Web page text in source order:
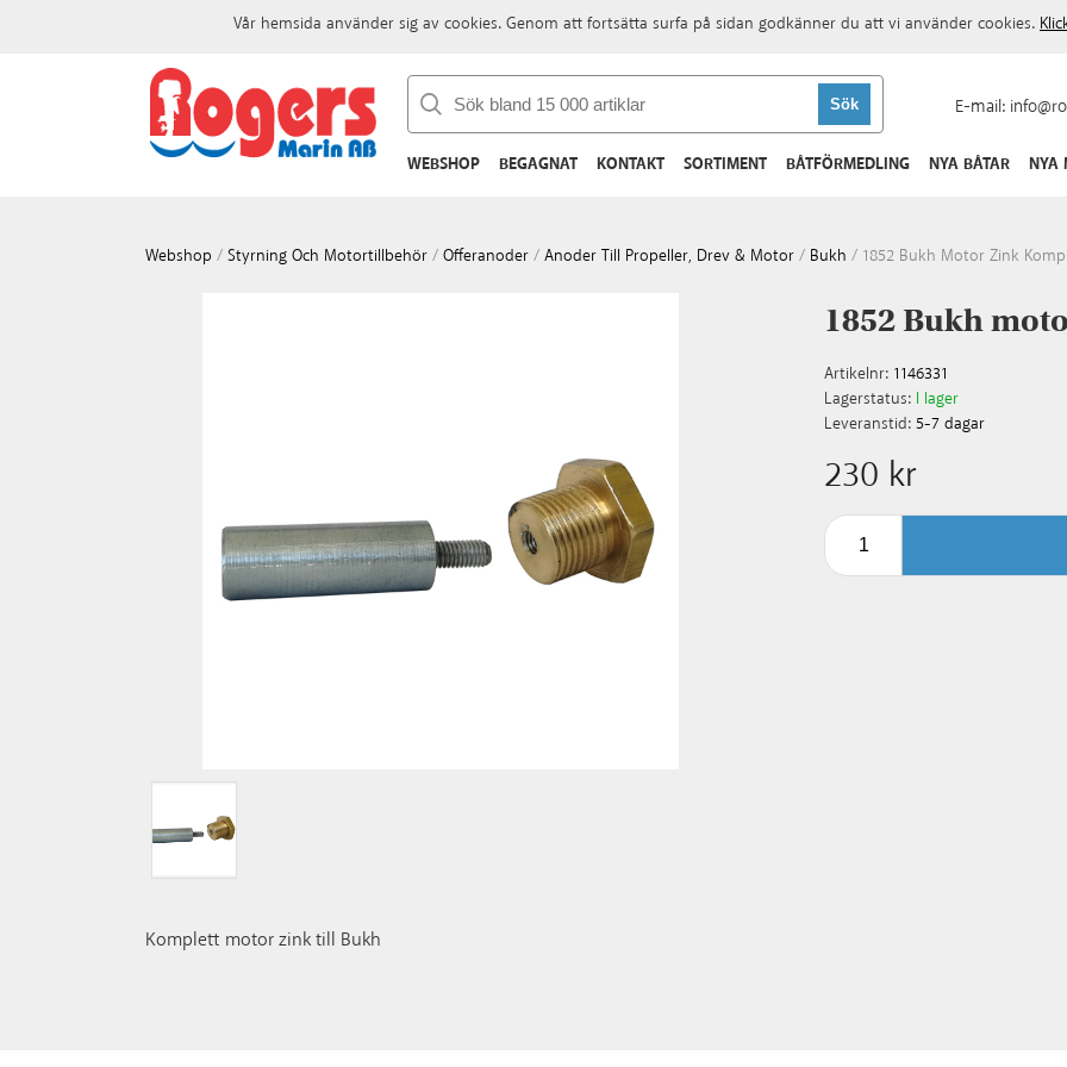
E-mail:
WEBSHOP BEGAGNAT KONTAKT SORTIMENT BÅTFÖRMEDLING NYA BÅTAR NYA
Webshop / Styrning Och Motortillbehör / Offeranoder / Anoder Till Propeller, Drev & Motor / Bukh / 1852 Bukh Motor Zink
1852 Bukh
Artikelnr: 1146331
Lagerstatus: I lager
Leveranstid: 5-7 dagar
230 kr
Komplett motor zink till Bukh
Vår hemsida använder sig av cookies. Genom att fortsätta surfa på sidan godkänner du att vi använder cookies.